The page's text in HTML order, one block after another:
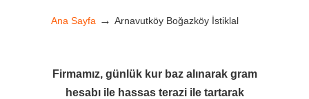
Ana Sayfa → Arnavutköy Boğazköy İstiklal
Firmamız, günlük kur baz alınarak gram
hesabı ile hassas terazi ile tartarak